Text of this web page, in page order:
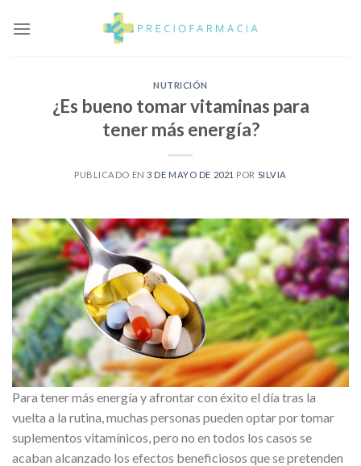
NUTRICIÓN
¿Es bueno tomar vitaminas para
tener más energía?
PUBLICADO EN3 DE MAYO DE 2021 POR SILVIA
Para tener más energía y afrontar con éxito el día tras la
vuelta a la rutina, muchas personas pueden optar por tomar
suplementos vitamínicos, pero no en todos los casos se
acaban alcanzado los efectos beneficiosos que se pretenden